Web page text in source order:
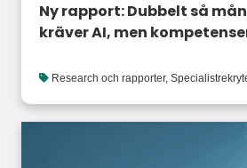
Ny rapport: Dubbelt så
kräver AI, men
Research och rapporter,